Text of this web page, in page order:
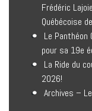
Frédéric
Québécoise
Le Panthéon
pour sa 19e
La Ride du
2026!
Archives –